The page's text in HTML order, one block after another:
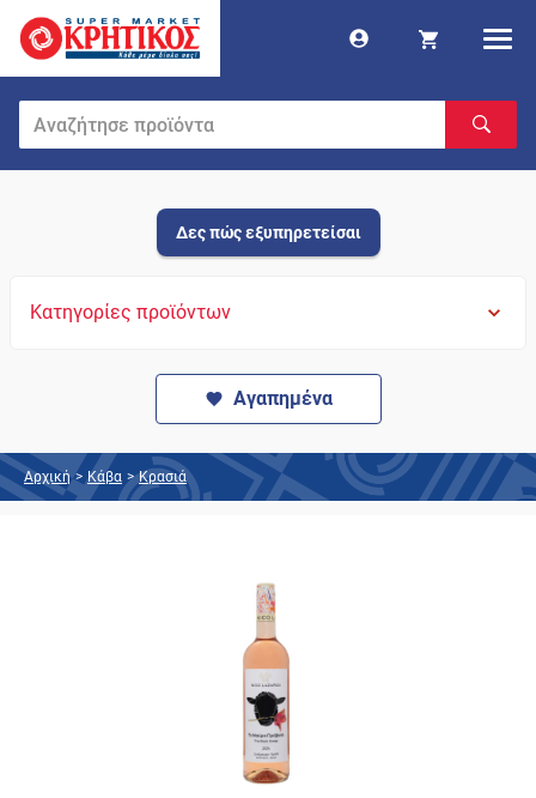
Δες πώς εξυπηρετείσαι
Κατηγορίες προϊόντων
Αγαπημένα
Αρχική > Κάβα > Κρασιά